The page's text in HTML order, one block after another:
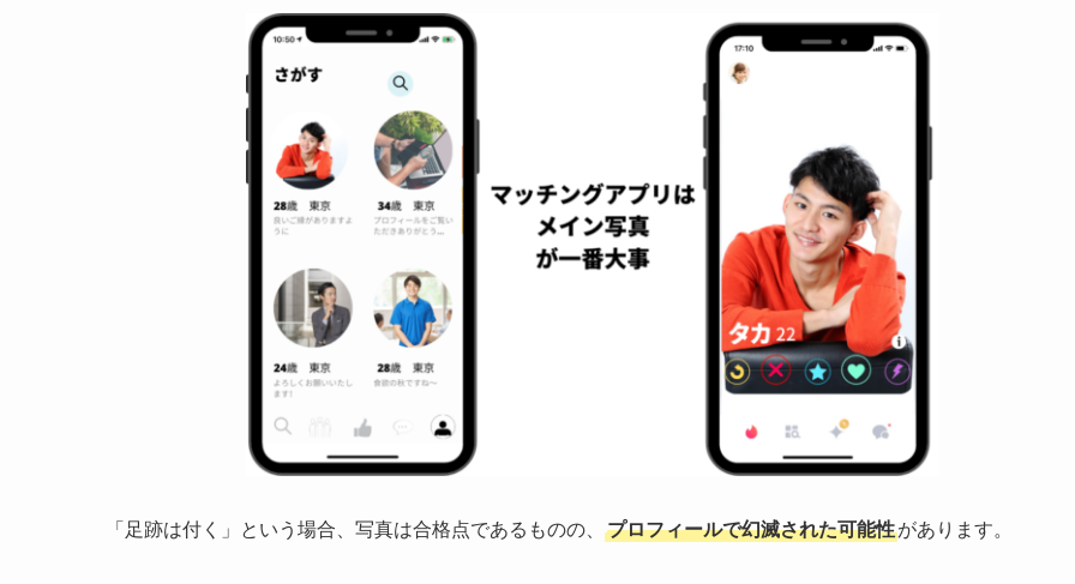
「足跡は付く」という場合、写真は合格点であるものの、 プロフィールで幻滅された可能性があります。